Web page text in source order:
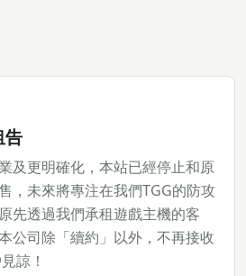
告
及更明確化，本站已經停止和原
，未來將專注在我們TGG的防攻
先透過我們承租遊戲主機的客
公司除「續約」以外，不再接收
諒！